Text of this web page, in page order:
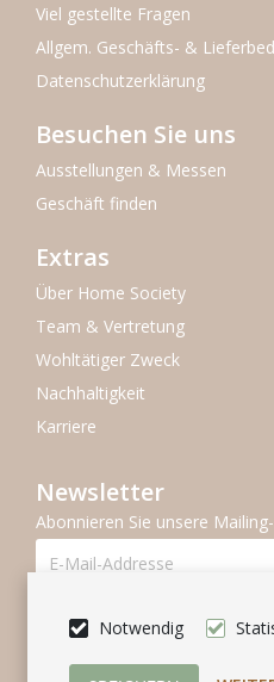
Notwendig
Viel gestellte Fragen
Allgem. Geschäfts- &
Datenschutzerklärung
Besuchen Sie uns
Ausstellungen & Messen
Geschäft finden
Extras
Über Home Society
Team & Vertretung
Wohltätiger Zweck
Nachhaltigkeit
Karriere
Newsletter
Abonnieren Sie unsere
Folgen Se uns